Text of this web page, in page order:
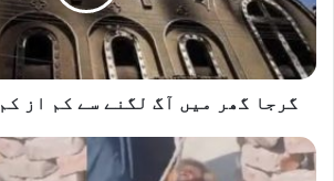
سے
کم
از
کم
ہلاک
گرجا گھر میں آگ لگنے سے کم از کم 41 افراد ہلاک
جائیداد
کا